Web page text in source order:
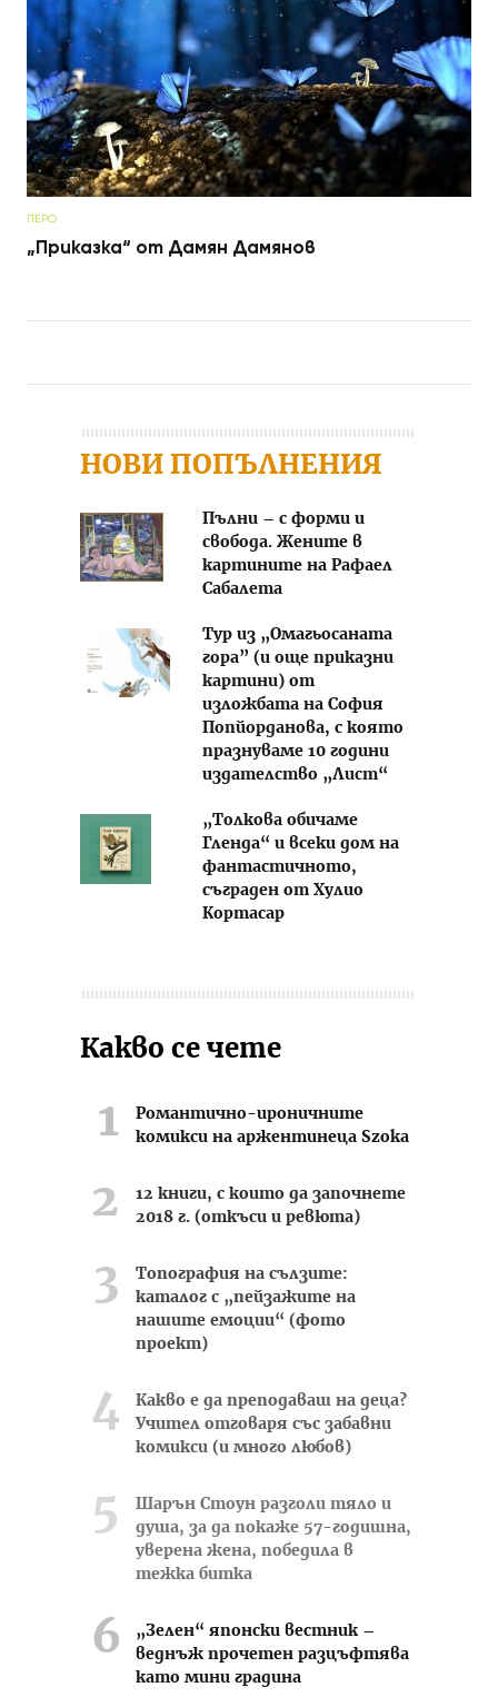
ПЕРО
„Приказка“ от Дамян Дамянов
НОВИ ПОПЪЛНЕНИЯ
Пълни – с форми и
свобода. Жените в
картините на Рафаел
Сабалета
Тур из „Омагьосаната
гора” (и още приказни
картини) от
изложбата на София
Попйорданова, с която
празнуваме 10 години
издателство „Лист“
„Толкова обичаме
Гленда“ и всеки дом на
фантастичното,
съграден от Хулио
Кортасар
Какво се чете
Романтично-ироничните
комикси на аржентинеца Szoka
12 книги, с които да започнете
2018 г. (откъси и ревюта)
Топография на сълзите:
каталог с „пейзажите на
нашите емоции“ (фото
проект)
Какво е да преподаваш на деца?
Учител отговаря със забавни
комикси (и много любов)
Шарън Стоун разголи тяло и
душа, за да покаже 57-годишна,
уверена жена, победила в
тежка битка
„Зелен“ японски вестник –
веднъж прочетен разцъфтява
като мини градина